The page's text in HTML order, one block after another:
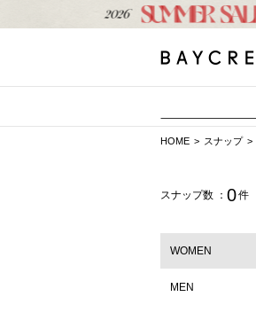
HOME スナップ
スナップ数 ： 0件
WOMEN
MEN